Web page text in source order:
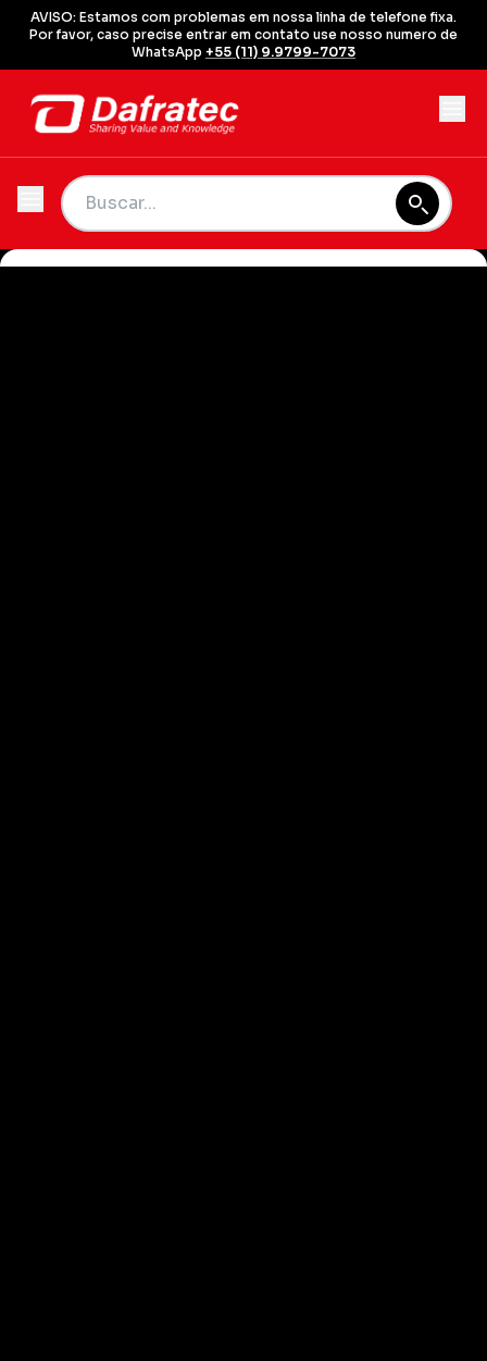
AVISO: Estamos com problemas em nossa linha de telefone fixa.
Por favor, caso precise entrar em contato use nosso numero de
WhatsApp +55 (11) 9.9799-7073